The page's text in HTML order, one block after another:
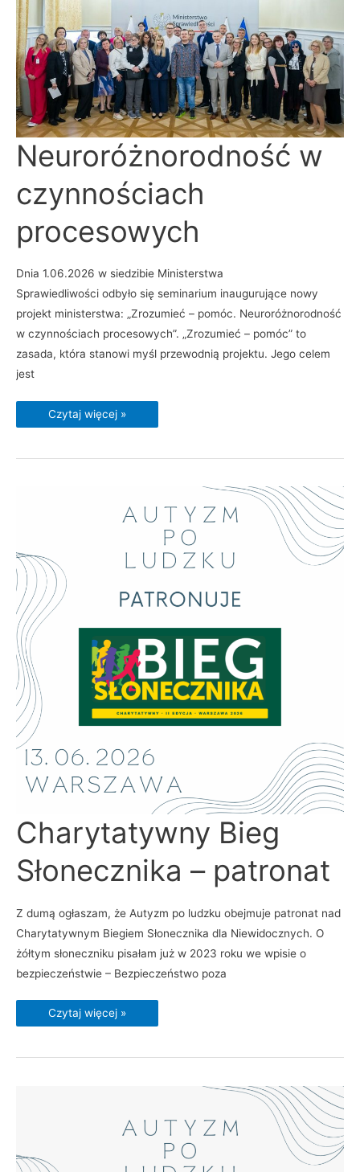
Neuroróżnorodność w
czynnościach
procesowych
Dnia 1.06.2026 w siedzibie Ministerstwa
Sprawiedliwości odbyło się seminarium inaugurujące nowy
projekt ministerstwa: „Zrozumieć – pomóc. Neuroróżnorodność
w czynnościach procesowych”. „Zrozumieć – pomóc” to
zasada, która stanowi myśl przewodnią projektu. Jego celem
jest
Neuroróżnorodność
w
czynnościach
Czytaj więcej »
Charytatywny Bieg
Słonecznika – patronat
Z dumą ogłaszam, że Autyzm po ludzku obejmuje patronat nad
Charytatywnym Biegiem Słonecznika dla Niewidocznych. O
żółtym słoneczniku pisałam już w 2023 roku we wpisie o
bezpieczeństwie – Bezpieczeństwo poza
Bieg
Słonecznika
Czytaj więcej »